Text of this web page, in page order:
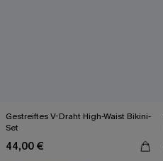
Gestreiftes V-Draht High-Waist Bikini-
Set
44,00 €